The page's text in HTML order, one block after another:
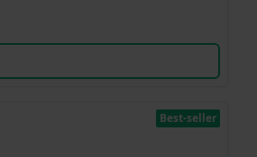
Best-seller